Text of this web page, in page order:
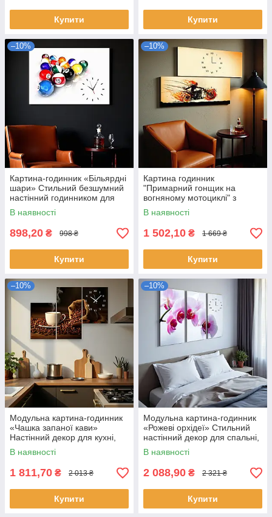
Купити Купити
–10%
Картина-годинник «Більярдні
шари» Стильний безшумний
настінний годинником для
чоловічого інтер’єру 60х40 см
В наявності
898,20 ₴ 998 ₴
Купити
–10%
Картина годинник
"Примарний гонщик на
вогняному мотоциклі" з
безшумним годинниковим
механізмом Декор у
чоловічий інтер'єр 130х60см
В наявності
1 502,10 ₴ 1 669 ₴
Купити
–10%
Модульна картина-годинник
«Чашка запаної кави»
Настінний декор для кухні,
кав’ярні з безшумним
годинниковим механізмом
В наявності
1 811,70 ₴ 2 013 ₴
Купити
–10%
Модульна картина-годинник
«Рожеві орхідеї» Стильний
настінний декор для спальні,
вітальні з безшумним
механізмом 90х60 см
В наявності
2 088,90 ₴ 2 321 ₴
Купити